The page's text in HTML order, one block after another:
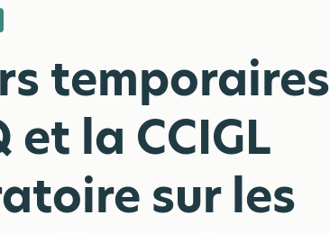
temporaires
et la CCIGL
sur les